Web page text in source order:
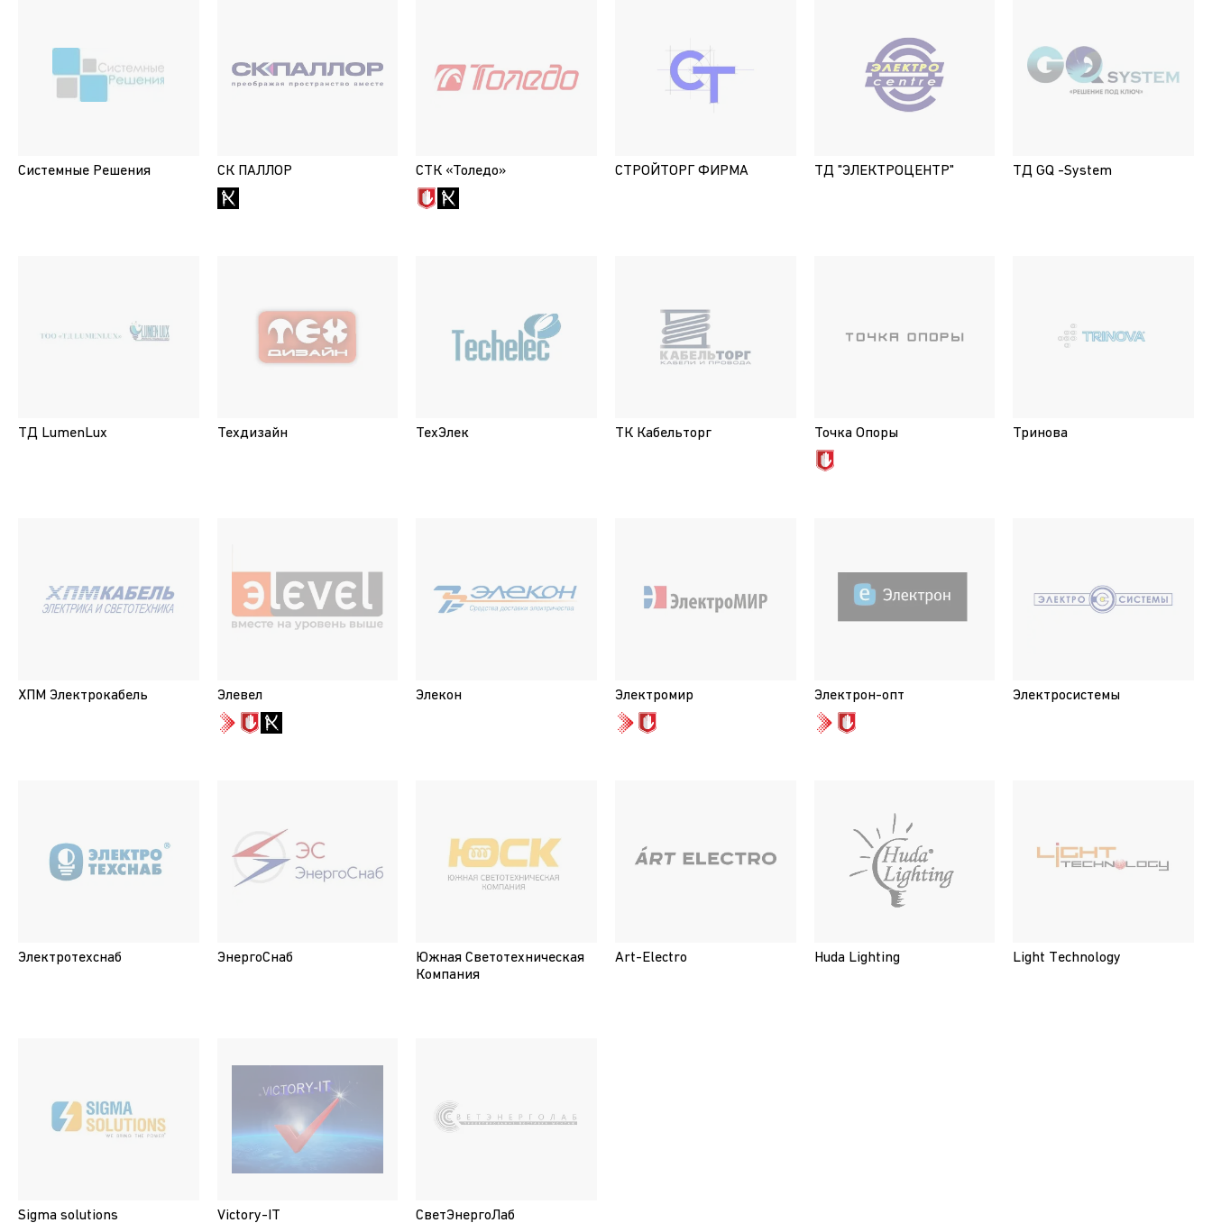
Системные Решения СК ПАЛЛОР СТК «Толедо» СТРОЙТОРГ ФИРМА ТД "ЭЛЕКТРОЦЕНТР" ТД GQ -System
ТД LumenLux Техдизайн ТехЭлек ТК Кабельторг Точка Опоры Тринова
ХПМ Электрокабель Элевел Элекон Электромир Электрон-опт Электросистемы
Электротехснаб ЭнергоСнаб
Южная Светотехническая
Компания
Art-Electro Huda Lighting Light Technology
Sigma solutions Victory-IT СветЭнергоЛаб